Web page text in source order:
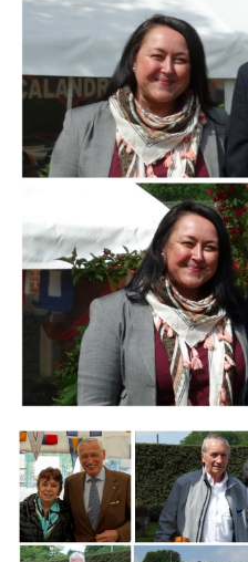
Branding
ARMCHAIR